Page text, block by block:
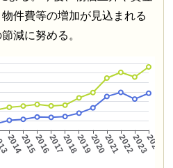
件費等の増加が見込まれる
減に努める。